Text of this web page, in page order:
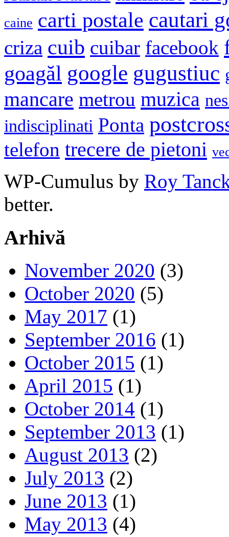
caine carti postale cautari
criza cuib cuibar facebook
goagăl google gugustiuc
mancare metrou muzica
indisciplinati Ponta
telefon trecere de pietoni
WP-Cumulus by Roy
better.
Arhivă
November 2020 (3)
October 2020 (5)
May 2017 (1)
September 2016 (1)
October 2015 (1)
April 2015 (1)
October 2014 (1)
September 2013 (1)
August 2013 (2)
July 2013 (2)
June 2013 (1)
May 2013 (4)